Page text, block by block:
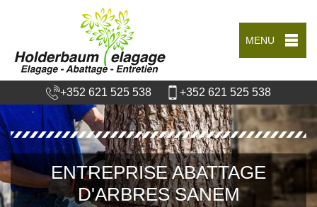
MENU
+352 621 525 538 +352 621 525 538
ENTREPRISE ABATTAGE
D'ARBRES SANEM